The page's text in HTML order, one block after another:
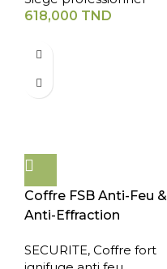
618,000 TND
Coffre FSB Anti-Feu &
Anti-Effraction
SECURITE, Coffre fort